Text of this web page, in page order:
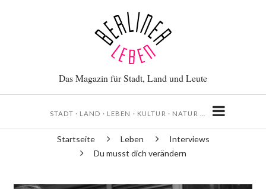
Das Magazin für Stadt, Land und Leute
STADT · LAND · LEBEN · KULTUR · NATUR …
Pfadnavigation
Startseite Leben
Interviews
Du musst dich verändern